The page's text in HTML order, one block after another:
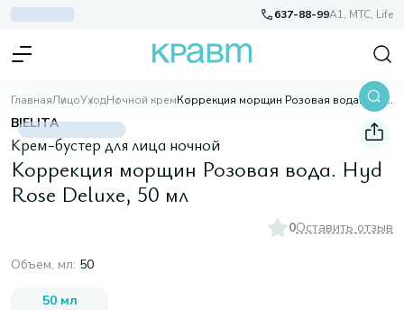
637-88-99A1, МТС, Life
ГлавнаяЛицоУходНочной крем Коррекция морщин Розовая вода. Hyd Rose Deluxe, 50 мл
BIELITA
Крем-бустер для лица ночной
Коррекция морщин Розовая вода. Hyd
Rose Deluxe, 50 мл
0Оставить отзыв
Объем, мл: 50
50 мл